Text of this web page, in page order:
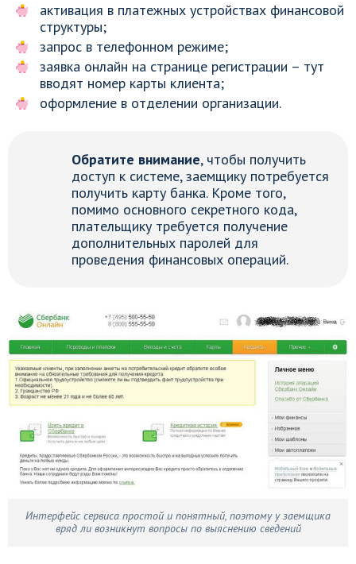
активация в платежных устройствах финансовой
структуры;
запрос в телефонном режиме;
заявка онлайн на странице регистрации – тут
вводят номер карты клиента;
оформление в отделении организации.
Обратите внимание, чтобы получить
доступ к системе, заемщику потребуется
получить карту банка. Кроме того,
помимо основного секретного кода,
плательщику требуется получение
дополнительных паролей для
проведения финансовых операций.
Интерфейс сервиса простой и понятный, поэтому у заемщика
вряд ли возникнут вопросы по выяснению сведений